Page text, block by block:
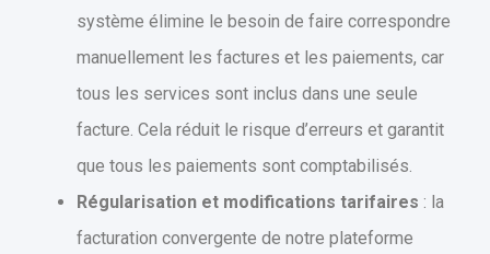
système élimine le besoin de faire correspondre
manuellement les factures et les paiements, car
tous les services sont inclus dans une seule
facture. Cela réduit le risque d’erreurs et garantit
que tous les paiements sont comptabilisés.
Régularisation et modifications tarifaires : la
facturation convergente de notre plateforme